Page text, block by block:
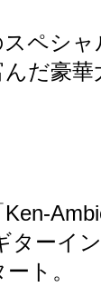
ペシ
だ豪華
ターイ
ト。